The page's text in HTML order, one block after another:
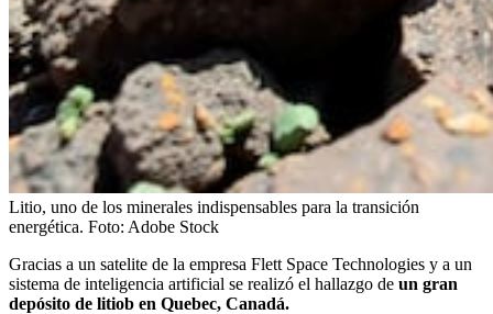
Litio, uno de los minerales indispensables para la transición
energética. Foto: Adobe Stock
Gracias a un satelite de la empresa Flett Space Technologies y a un
sistema de inteligencia artificial se realizó el hallazgo de un gran
depósito de litiob en Quebec, Canadá.